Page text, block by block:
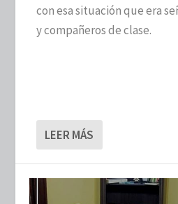
con esa situación que era
y compañeros de clase.
LEER MÁS